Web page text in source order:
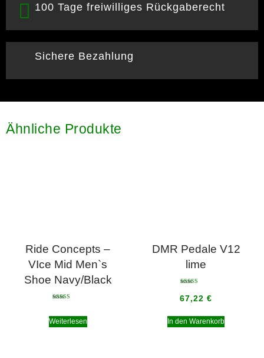
100 Tage freiwilliges Rückgaberecht
Sichere Bezahlung
Ähnliche Produkte
Ride Concepts –
VIce Mid Men`s
Shoe Navy/Black
von 5
Weiterlesen
DMR Pedale V12
lime
5.00
von 5
67,22€
In den Warenkorb